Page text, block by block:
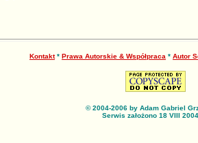
Kontakt* Prawa Autorskie & Współpraca * Autor
© 2004-2006 by Adam Gabriel
Serwis założono 18 VIII